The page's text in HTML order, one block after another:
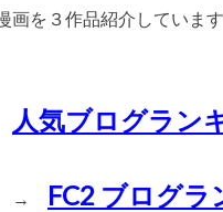
画を３作品紹介しています
人気ブログラン
→ FC2 ブログラ